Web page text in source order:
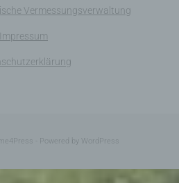
Vermessungsverwaltung
Impressum
- Powered by WordPress
den Personen, die unter
Verantwortung des
des Auftragsverarbeiters